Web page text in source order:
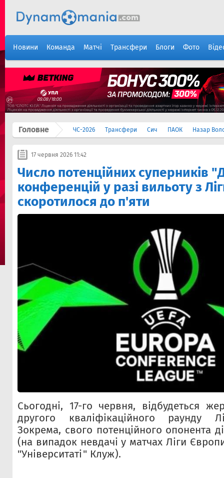
Новини Команда Матчі Трансфери Блоги Фото
Головне ЧС-2026 Трансфери Сич ПАОК Назар
17 червня 2026 11:42
Число потенційних суперників
конференцій у разі вильоту з
скоротилося до п'яти
Сьогодні, 17-го червня, відбудеться
другого кваліфікаційного раунду
Зокрема, свого потенційного опонента
(на випадок невдачі у матчах Ліги
"Університаті" Клуж).